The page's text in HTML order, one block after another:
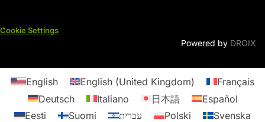
Cookie Settings
Powered by DROIX
English English (United Kingdom)
Français
Deutsch
Italiano 日本語
Español
Eesti
Suomi עברית Polski
Svenska